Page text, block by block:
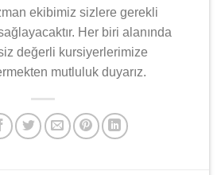
ekibimiz sizlere gerekli
Her biri alanında
değerli kursiyerlerimize
mutluluk duyarız.